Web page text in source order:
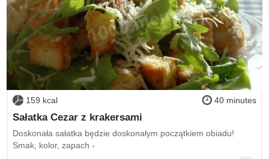
159 kcal 40 minutes
Sałatka Cezar z krakersami
Doskonała sałatka będzie doskonałym początkiem obiadu!
Smak, kolor, zapach -